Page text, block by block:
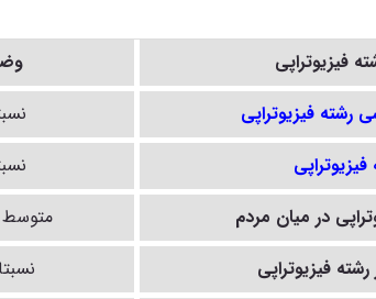
فیزیوتراپی
رشته فیزیوتراپی
در میان مردم
متوسط
رشته فیزیوتراپی